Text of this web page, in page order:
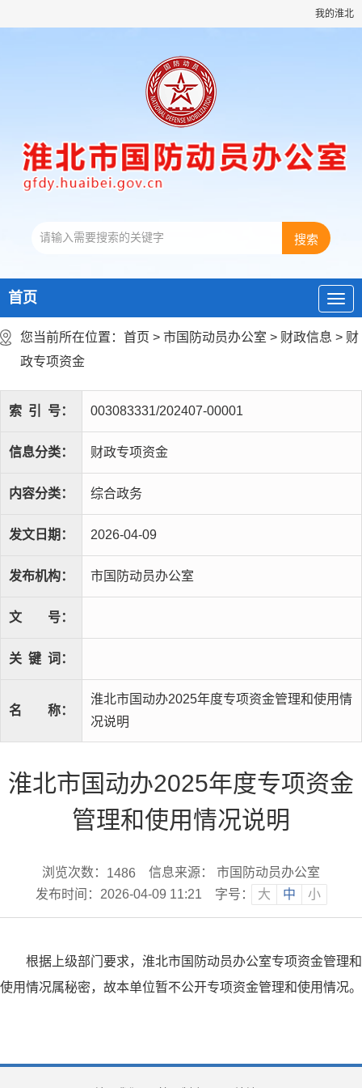
我的淮北
首页
您当前所在位置： 首页 > 市国防动员办公室 > 财政信息 > 财
政专项资金
索 引 号： 003083331/202407-00001
信息分类： 财政专项资金
内容分类： 综合政务
发文日期： 2026-04-09
发布机构： 市国防动员办公室
文 号：
关 键 词：
名 称：
淮北市国动办2025年度专项资金管理和使用情
况说明
淮北市国动办2025年度专项资金
管理和使用情况说明
浏览次数： 1486
信息来源： 市国防动员办公室
发布时间：2026-04-09 11:21
字号： 大 中 小
根据上级部门要求，淮北市国防动员办公室专项资金管理和
使用情况属秘密，故本单位暂不公开专项资金管理和使用情况。